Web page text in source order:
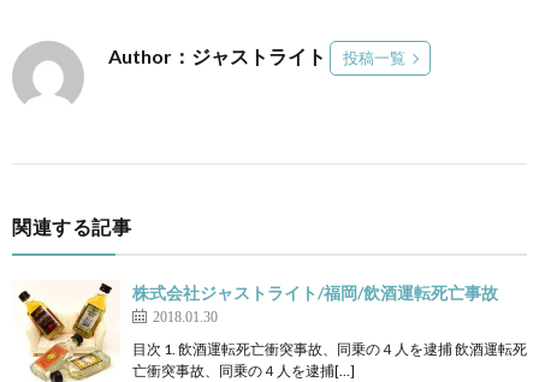
Author：ジャストライト 投稿一覧
関連する記事
株式会社ジャストライト/福岡/飲酒運転死亡事故
2018.01.30
目次 1. 飲酒運転死亡衝突事故、同乗の４人を逮捕 飲酒運転死
亡衝突事故、同乗の４人を逮捕[…]